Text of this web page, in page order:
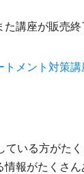
講座が販売終
トメント対策講
いる方がた
報がたくさん